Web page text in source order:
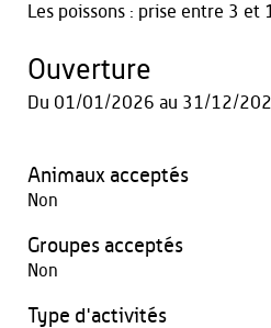
Les poissons : prise entre 3 et
Ouverture
Du 01/01/2026 au 31/12/
Animaux acceptés
Non
Groupes acceptés
Non
Type d'activités